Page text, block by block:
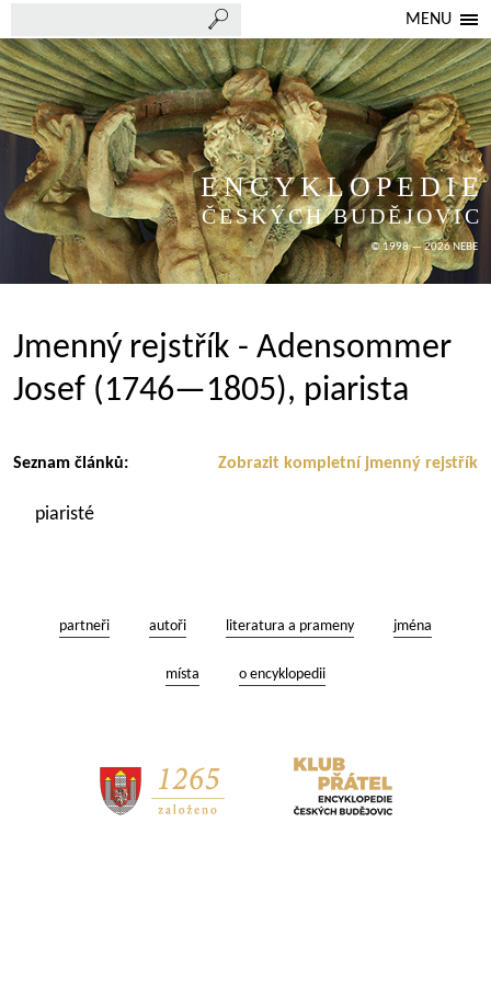
MENU
ENCYKLOPEDIE
ČESKÝCH BUDĚJOVIC
© 1998 — 2026 NEBE
Jmenný rejstřík - Adensommer
Josef (1746—1805), piarista
Zobrazit kompletní jmenný rejstřík
Seznam článků:
piaristé
partneři autoři literatura a prameny jména
místa o encyklopedii